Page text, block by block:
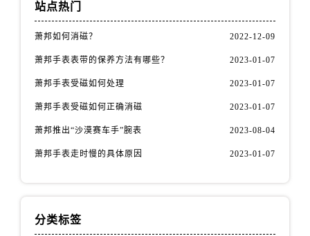
站点热门
萧邦如何消磁？ 2022-12-09
萧邦手表表带的保养方法有哪些？ 2023-01-07
萧邦手表受磁如何处理 2023-01-07
萧邦手表受磁如何正确消磁 2023-01-07
萧邦推出“沙漠赛车手”腕表 2023-08-04
萧邦手表走时慢的具体原因 2023-01-07
分类标签